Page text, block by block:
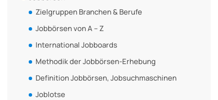
Zielgruppen Branchen & Berufe
Jobbörsen von A – Z
International Jobboards
Methodik der Jobbörsen-Erhebung
Definition Jobbörsen, Jobsuchmaschinen
Joblotse